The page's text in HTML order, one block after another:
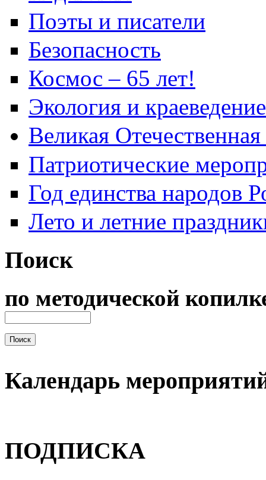
Поэты и писатели
Безопасность
Космос – 65 лет!
Экология и краеведение
Великая
Патриотические
Год единства народов
Лето и летние
Поиск
по методической
Календарь
ПОДПИСКА